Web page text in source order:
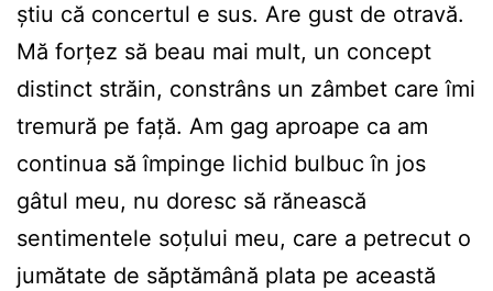
știu că concertul e sus. Are gust de otravă.
Mă forțez să beau mai mult, un concept
distinct străin, constrâns un zâmbet care îmi
tremură pe față. Am gag aproape ca am
continua să împinge lichid bulbuc în jos
gâtul meu, nu doresc să rănească
sentimentele soțului meu, care a petrecut o
jumătate de săptămână plata pe această